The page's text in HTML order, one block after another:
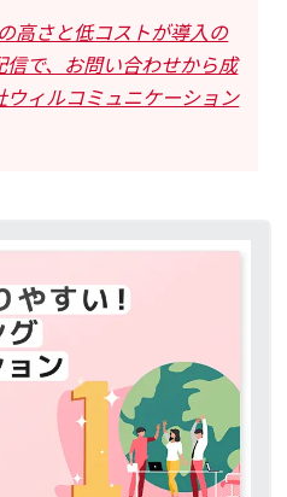
高さと低コストが導入の
で、お問い合わせから成
ィルコミュニケーション